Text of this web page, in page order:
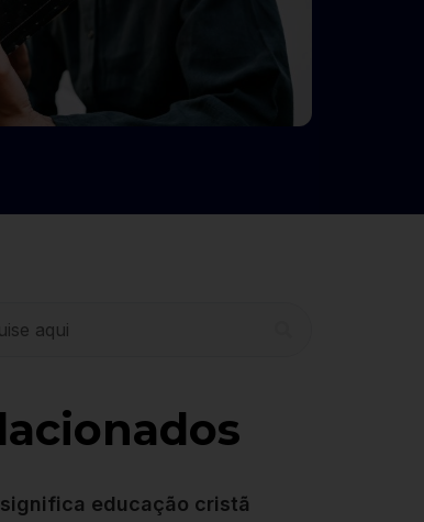
educação cristã